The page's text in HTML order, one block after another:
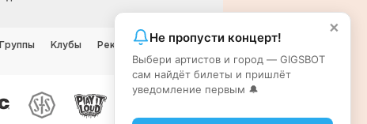
Группы Клубы
Реклама на сайте
×
Не пропусти концерт!
Выбери артистов и город — GIGSBOT
сам найдёт билеты и пришлёт
уведомление первым 🔔